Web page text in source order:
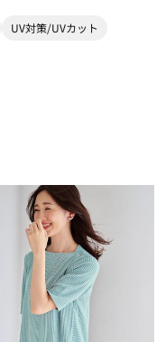
UV対策/UVカット